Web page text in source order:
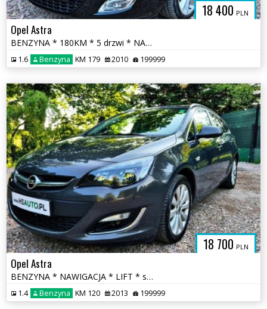
18 400 PLN
Opel Astra
BENZYNA * 180KM * 5 drzwi * NAWIGACJA * super * oakzja * polecamy
1.6 Benzyna KM 179 2010 199999
18 700 PLN
Opel Astra
BENZYNA * NAWIGACJA * LIFT * super * okazja * polecamy
1.4 Benzyna KM 120 2013 199999